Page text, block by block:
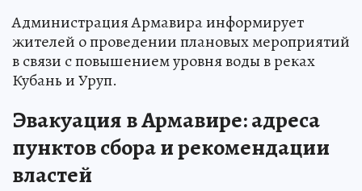
Администрация Армавира информирует
жителей о проведении плановых мероприятий
в связи с повышением уровня воды в реках
Кубань и Уруп.
Эвакуация в Армавире: адреса
пунктов сбора и рекомендации
властей